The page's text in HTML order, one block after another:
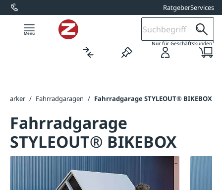
springen RatgeberServices
Nur für Geschäftskunden1
/ Fahrradgaragen / Fahrradgarage STYLEOUT® BIKEBOX
Fahrradgarage
STYLEOUT® BIKEBOX